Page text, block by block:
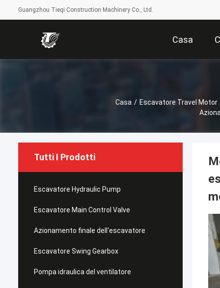
Guangzhou Tieqi Construction Machinery Co., Ltd.
Casa
Casa / Escavatore Travel Motor
Tutti I Prodotti
Escavatore Hydraulic Pump
Escavatore Main Control Valve
Azionamento finale dell'escavatore
Escavatore Swing Gearbox
Pompa idraulica del ventilatore